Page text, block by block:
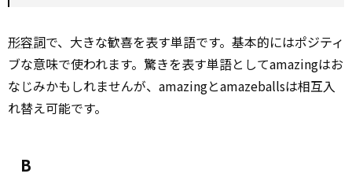
形容詞で、大きな歓喜を表す単語です。基本的にはポジティ
ブな意味で使われます。驚きを表す単語としてamazingはお
なじみかもしれませんが、amazingとamazeballsは相互入
れ替え可能です。
B